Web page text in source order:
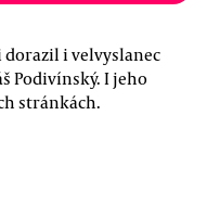
dorazil i velvyslanec
Podivínský. I jeho
stránkách.